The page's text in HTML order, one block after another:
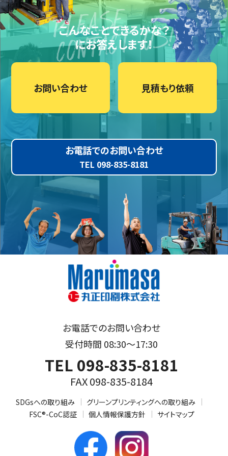
こんなことできるかな？
にお答えします！
お問い合わせ 見積もり依頼
お電話でのお問い合わせ
TEL 098-835-8181
お電話でのお問い合わせ
受付時間 08:30～17:30
TEL 098-835-8181
FAX 098-835-8184
SDGsへの取り組み
グリーンプリンティングへの取り組み
FSC®-CoC認証
個人情報保護方針 サイトマップ